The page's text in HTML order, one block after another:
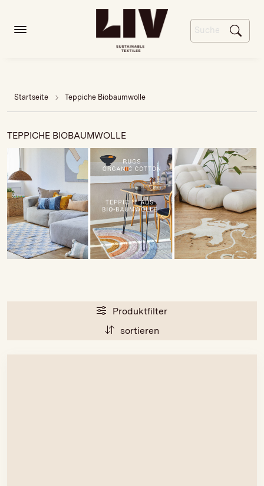
Startseite Teppiche Biobaumwolle
TEPPICHE BIOBAUMWOLLE
Produktfilter
sortieren